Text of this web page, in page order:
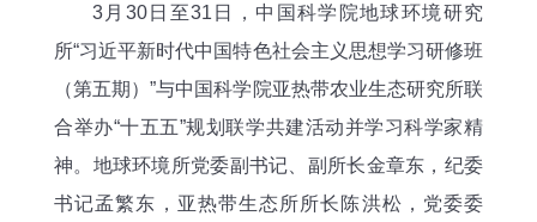
3月30日至31日，中国科学院地球环境研究
所“习近平新时代中国特色社会主义思想学习研修班
（第五期）”与中国科学院亚热带农业生态研究所联
合举办“十五五”规划联学共建活动并学习科学家精
神。地球环境所党委副书记、副所长金章东，纪委
书记孟繁东，亚热带生态所所长陈洪松，党委委